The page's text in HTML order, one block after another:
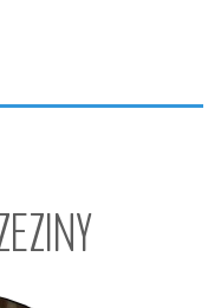
mam
Uczniowie,
się zlękli.